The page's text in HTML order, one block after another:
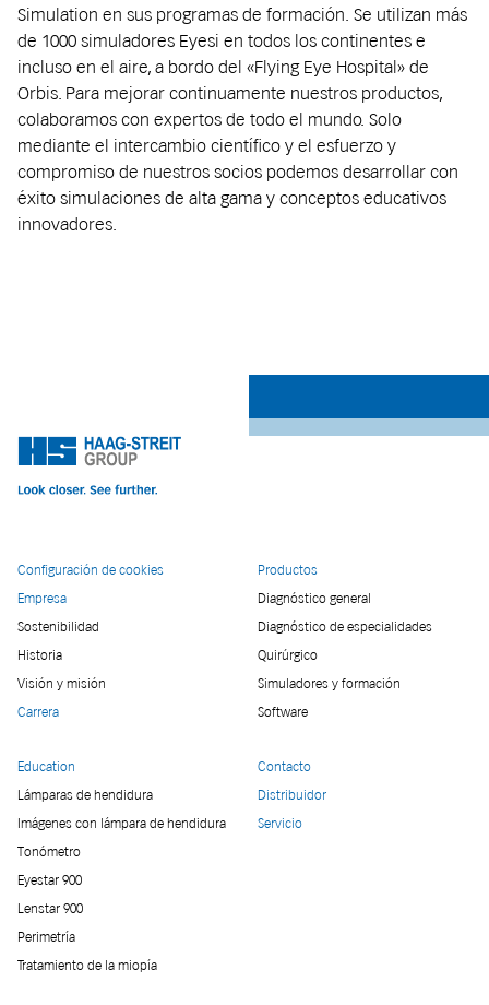
Simulation en sus programas de formación. Se utilizan más
de 1000 simuladores Eyesi en todos los continentes e
incluso en el aire, a bordo del «Flying Eye Hospital» de
Orbis. Para mejorar continuamente nuestros productos,
colaboramos con expertos de todo el mundo. Solo
mediante el intercambio científico y el esfuerzo y
compromiso de nuestros socios podemos desarrollar con
éxito simulaciones de alta gama y conceptos educativos
innovadores.
Configuración de cookies
Empresa
Sostenibilidad
Historia
Visión y misión
Carrera
Productos
Diagnóstico general
Diagnóstico de especialidades
Quirúrgico
Simuladores y formación
Software
Education
Lámparas de hendidura
Imágenes con lámpara de hendidura
Tonómetro
Eyestar 900
Lenstar 900
Perimetría
Tratamiento de la miopía
Contacto
Distribuidor
Servicio